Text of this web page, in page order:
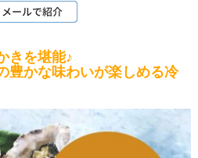
きを堪能♪
豊かな味わいが楽しめる冷